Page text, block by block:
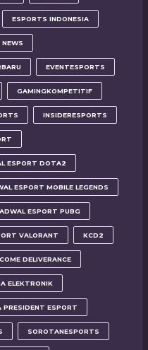
ESPORTS INDONESIA
EVENTESPORTS
GAMINGKOMPETITIF
INSIDERESPORTS
ESPORT DOTA2
ESPORT MOBILE LEGENDS
ESPORT PUBG
VALORANT KCD2
DELIVERANCE
ELEKTRONIK
PRESIDENT ESPORT
SOROTANESPORTS